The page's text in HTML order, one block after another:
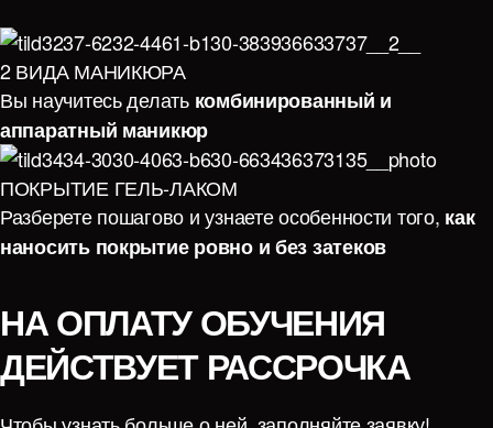
2 ВИДА МАНИКЮРА
Вы научитесь делать комбинированный и
аппаратный маникюр
ПОКРЫТИЕ ГЕЛЬ-ЛАКОМ
Разберете пошагово и узнаете особенности того, как
наносить покрытие ровно и без затеков
НА ОПЛАТУ ОБУЧЕНИЯ
ДЕЙСТВУЕТ РАССРОЧКА